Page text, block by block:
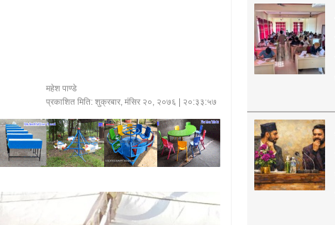
महेश पाण्डे
प्रकाशित मिति:शुक्रबार, मंसिर २०, २०७६ | २०:३३:५७